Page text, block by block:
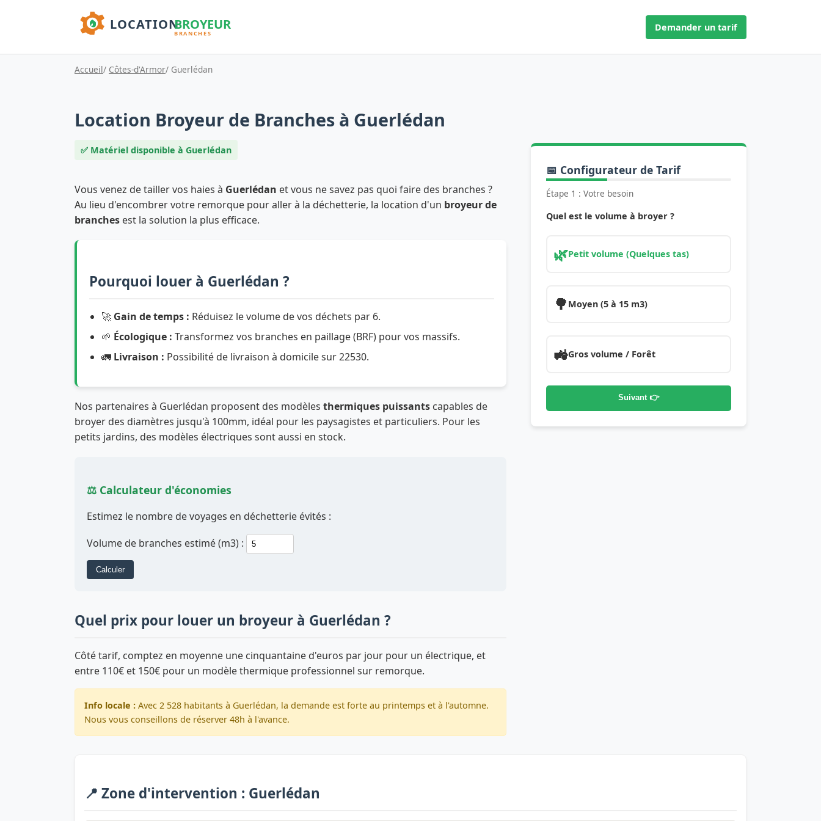
Demander un tarif
Accueil/ Côtes-d'Armor/ Guerlédan
Location Broyeur de Branches à Guerlédan
✅ Matériel disponible à Guerlédan
Vous venez de tailler vos haies à Guerlédan et vous ne savez pas quoi faire des branches ?
Au lieu d'encombrer votre remorque pour aller à la déchetterie, la location d'un broyeur de
branches est la solution la plus efficace.
Pourquoi louer à Guerlédan ?
🚀 Gain de temps : Réduisez le volume de vos déchets par 6.
🌱 Écologique : Transformez vos branches en paillage (BRF) pour vos massifs.
🚛 Livraison : Possibilité de livraison à domicile sur 22530.
Nos partenaires à Guerlédan proposent des modèles thermiques puissants capables de
broyer des diamètres jusqu'à 100mm, idéal pour les paysagistes et particuliers. Pour les
petits jardins, des modèles électriques sont aussi en stock.
⚖️ Calculateur d'économies
Estimez le nombre de voyages en déchetterie évités :
Volume de branches estimé (m3) :
Calculer
Quel prix pour louer un broyeur à Guerlédan ?
Côté tarif, comptez en moyenne une cinquantaine d'euros par jour pour un électrique, et
entre 110€ et 150€ pour un modèle thermique professionnel sur remorque.
Info locale : Avec 2 528 habitants à Guerlédan, la demande est forte au printemps et à l'automne.
Nous vous conseillons de réserver 48h à l'avance.
📅 Configurateur de Tarif
Étape 1 : Votre besoin
Quel est le volume à broyer ?
🌿Petit volume (Quelques tas)
🌳 Moyen (5 à 15 m3)
🚜Gros volume / Forêt
Suivant 👉
📍 Zone d'intervention : Guerlédan